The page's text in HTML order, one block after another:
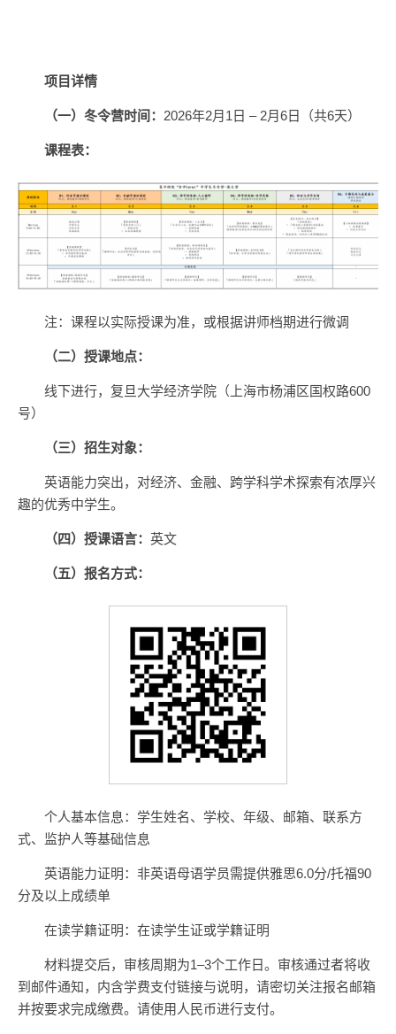
项目详情
（一）冬令营时间： 2026年2月1日 – 2月6日（共6天）
课程表：
注：课程以实际授课为准，或根据讲师档期进行微调
（二）授课地点：
线下进行，复旦大学经济学院（上海市杨浦区国权路600
号）
（三）招生对象：
英语能力突出，对经济、金融、跨学科学术探索有浓厚兴
趣的优秀中学生。
（四）授课语言： 英文
（五）报名方式：
个人基本信息：学生姓名、学校、年级、邮箱、联系方
式、监护人等基础信息
英语能力证明：非英语母语学员需提供雅思6.0分/托福90
分及以上成绩单
在读学籍证明：在读学生证或学籍证明
材料提交后，审核周期为1–3个工作日。审核通过者将收
到邮件通知，内含学费支付链接与说明，请密切关注报名邮箱
并按要求完成缴费。请使用人民币进行支付。